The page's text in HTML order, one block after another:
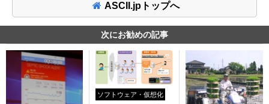
ASCII.jpトップへ
次にお勧めの記事
ソフトウェア・仮想化